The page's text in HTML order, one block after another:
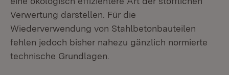
Verwertung darstellen. Für die
Wiederverwendung von Stahlbetonbauteilen
fehlen jedoch bisher nahezu gänzlich normierte
technische Grundlagen.